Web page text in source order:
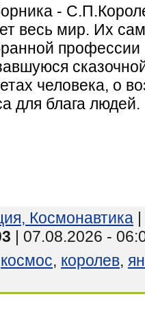
-
весь мир. Их
профессии
человека, о
для блага людей.
Космонавтика |
| 07.08.2026 -
космос, королев,